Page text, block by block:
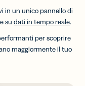
in un unico pannello di
su dati in tempo reale.
per scoprire
maggiormente il tuo